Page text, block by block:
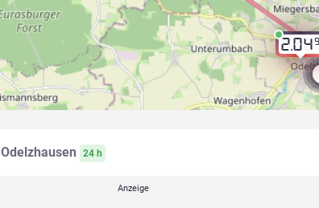
2.049
Odelzhausen 24 h